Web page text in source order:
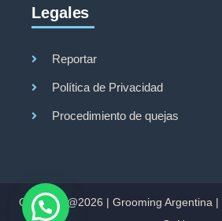
Legales
Reportar
Política de Privacidad
Procedimiento de quejas
Copyright@2026 | Grooming Argentina |